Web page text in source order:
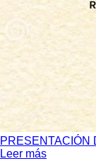
PRESENTACIÓN
Leer más